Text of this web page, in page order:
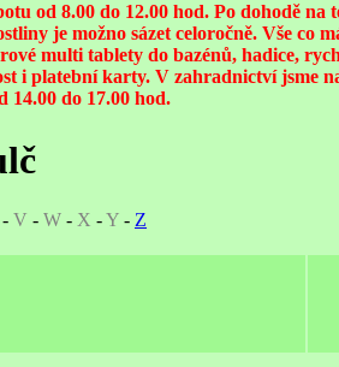
od 8.00 do 12.00 hod. Po dohodě na
je možno sázet celoročně. Vše co
multi tablety do bazénů, hadice,
i platební karty. V zahradnictví jsme
14.00 do 17.00 hod.
- V - W - X -Y - Z